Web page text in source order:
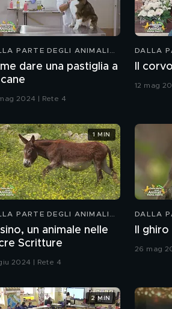
PARTE DEGLI ANIMALI
dare una pastiglia a
2024 | Rete 4
DALLA
Il corvo
12 mag
PARTE DEGLI ANIMALI
un animale nelle
Scritture
2024 | Rete 4
1 MIN
DALLA
Il ghiro
26 mag
2 MIN